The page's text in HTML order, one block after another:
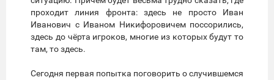
проходит линия фронта: здесь не просто Иван
Иванович с Иваном Никифоровичем поссорились,
здесь до чёрта игроков, многие из которых будут то
там, то здесь.
Сегодня первая попытка поговорить о случившемся